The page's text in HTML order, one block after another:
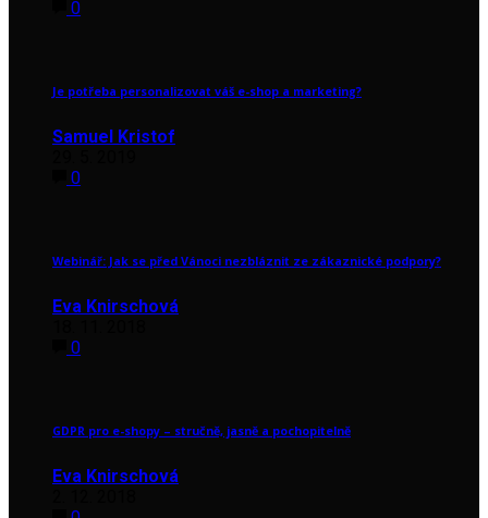
0
Je potřeba personalizovat váš e-shop a marketing?
Samuel Kristof
0
Webinář: Jak se před Vánoci nezbláznit ze zákaznické podpory?
Eva Knirschová
0
GDPR pro e-shopy – stručně, jasně a pochopitelně
Eva Knirschová